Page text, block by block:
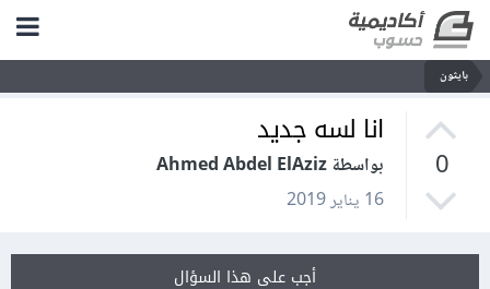
بايثون
0
انا لسه جديد
بواسطة Ahmed Abdel ElAziz
16 يناير 2019
أجب على هذا السؤال